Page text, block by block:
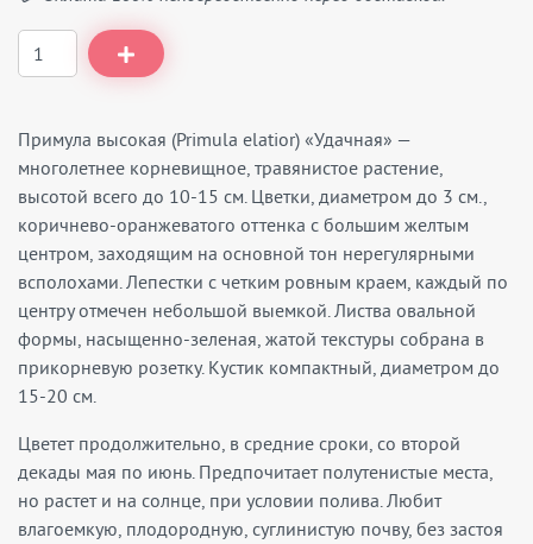
Примула высокая (Primula elatior) «Удачная» —
многолетнее корневищное, травянистое растение,
высотой всего до 10-15 см. Цветки, диаметром до 3 см.,
коричнево-оранжеватого оттенка с большим желтым
центром, заходящим на основной тон нерегулярными
всполохами. Лепестки с четким ровным краем, каждый по
центру отмечен небольшой выемкой. Листва овальной
формы, насыщенно-зеленая, жатой текстуры собрана в
прикорневую розетку. Кустик компактный, диаметром до
15-20 см.
Цветет продолжительно, в средние сроки, со второй
декады мая по июнь. Предпочитает полутенистые места,
но растет и на солнце, при условии полива. Любит
влагоемкую, плодородную, суглинистую почву, без застоя